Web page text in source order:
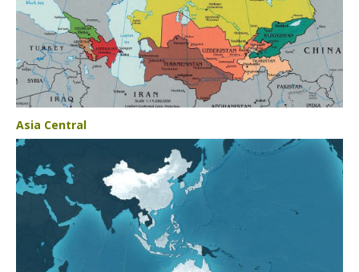
Asia Central